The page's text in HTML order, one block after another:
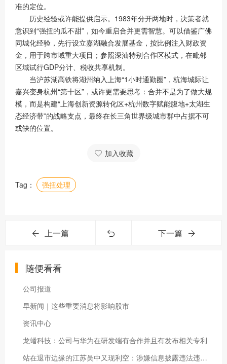
准的定位。
历史经验或许能提供启示。1983年分开两地时，决策者就
意识到“强扭的瓜不甜”，如今重启合并更需智慧。可以借鉴广佛
同城化经验，先行设立嘉湖融合发展基金，按比例注入财政资
金，用于跨市域重大项目；参照深汕特别合作区模式，在毗邻
区域试行GDP分计、税收共享机制。
当沪苏湖高铁将湖州纳入上海“1小时通勤圈”，杭海城际让
嘉兴变身杭州“第十区”，或许更需要思考：合并不是为了做大规
模，而是构建“上海创新资源转化区+杭州数字赋能腹地+太湖生
态经济带”的战略支点，最终在长三角世界级城市群中占据不可
或缺的位置。
加入收藏
Tag： 强扭处理
上一篇 下一篇
随便看看
公司报道
早新闻｜这些重要消息将影响股市
资讯中心
龙蟠科技：公司与华为在研发端有合作并且有发布相关专利
站在退市边缘的江苏吴中又现利空：涉嫌信息披露违法违规公司董事长钱群山被立案